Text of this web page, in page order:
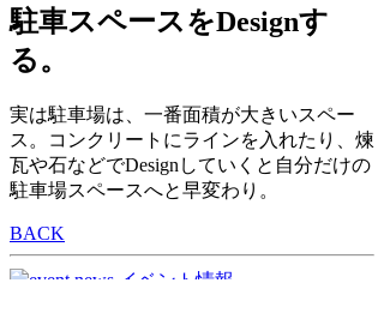
駐車スペースをDesignす
る。
実は駐車場は、一番面積が大きいスペー
ス。コンクリートにラインを入れたり、煉
瓦や石などでDesignしていくと自分だけの
駐車場スペースへと早変わり。
BACK